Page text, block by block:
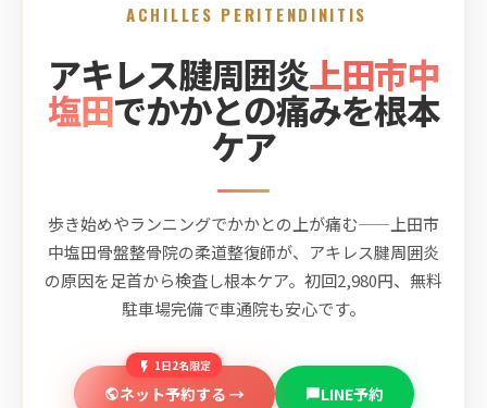
ACHILLES PERITENDINITIS
アキレス腱周囲炎上田市中
塩田でかかとの痛みを根本
ケア
歩き始めやランニングでかかとの上が痛む——上田市
中塩田骨盤整骨院の柔道整復師が、アキレス腱周囲炎
の原因を足首から検査し根本ケア。初回2,980円、無料
駐車場完備で車通院も安心です。
1日2名限定
ネット予約する → LINE予約